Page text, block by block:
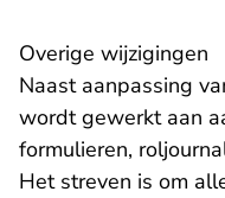
Overige wijzigingen
Naast aanpassing
wordt gewerkt aan
formulieren,
Het streven is om